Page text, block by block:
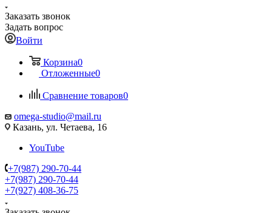
Заказать звонок
Задать вопрос
Войти
Корзина0
Отложенные0
Сравнение товаров0
omega-studio@mail.ru
Казань, ул. Четаева, 16
YouTube
+7(987) 290-70-44
+7(987) 290-70-44
+7(927) 408-36-75